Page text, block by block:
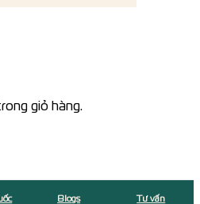
giỏ hàng.
Blogs Tư vấn